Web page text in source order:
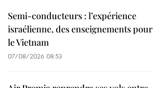
Semi-conducteurs : l’expérience
israélienne, des enseignements pour
le Vietnam
07/08/2026 08:53